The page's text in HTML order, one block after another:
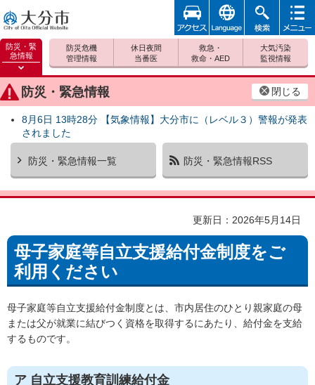
大分市
防災・緊
急情報
防災緊
急情報
を開く
防災・緊急情報 閉じる
8月6日 13時28分 【気象情報】大分市に（レベル３）警報が発表
されました
防災・緊急情報一覧 防災・緊急情報RSS
防災危機
管理情報
休日夜間
当番医
救急・
救命・AED
大気汚染
監視情報
アクセ
ス
foreign 検索
メニュ
更新日：2026年5月14日
母子家庭等自立支援給付金制度をご
利用ください
母子家庭等自立支援給付金制度とは、市内居住のひとり親家庭の母
または父が就業に結びつく資格を取得するにあたり、給付金を支給
するものです。
ア 自立支援教育訓練給付金